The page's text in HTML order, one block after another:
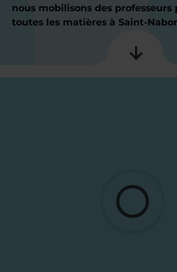
nous mobilisons des
toutes les matières à Saint-